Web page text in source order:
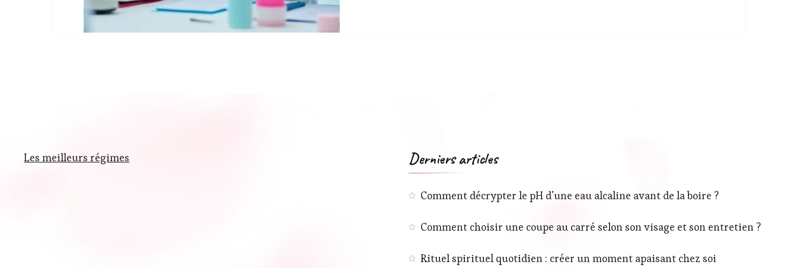
Les meilleurs régimes Derniers articles
Comment décrypter le pH d’une eau alcaline avant de la boire ?
Comment choisir une coupe au carré selon son visage et son entretien ?
Rituel spirituel quotidien : créer un moment apaisant chez soi